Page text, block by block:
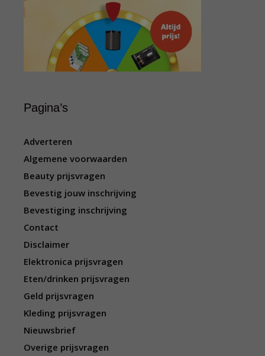
Pagina’s
Adverteren
Algemene voorwaarden
Beauty prijsvragen
Bevestig jouw inschrijving
Bevestiging inschrijving
Contact
Disclaimer
Elektronica prijsvragen
Eten/drinken prijsvragen
Geld prijsvragen
Kleding prijsvragen
Nieuwsbrief
Overige prijsvragen